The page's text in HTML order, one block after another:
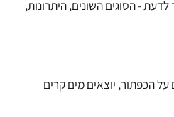
- הסוגים השונים, היתרונות,
יוצאים מים קרים